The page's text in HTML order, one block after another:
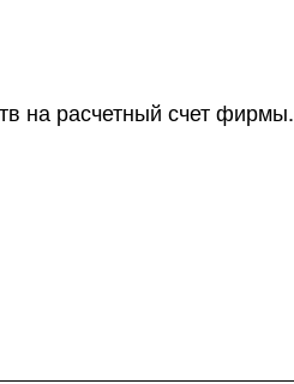
рублей.
на расчетный счет фирмы.